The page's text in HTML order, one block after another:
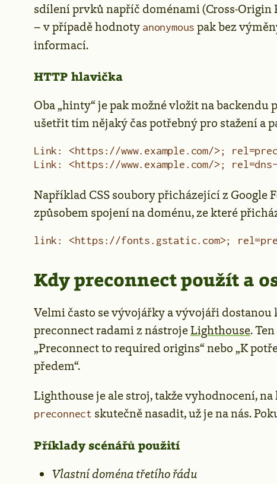
sdílení prvků napříč doménami (Cross-Origin
– v případě hodnoty anonymous pak bez
informací.
HTTP hlavička
Oba „hinty“ je pak možné vložit na backendu
ušetřit tím nějaký čas potřebný pro stažení a
Link: <https://www.example.com/>;
Link: <https://www.example.com/>;
Například CSS soubory přicházející z
způsobem spojení na doménu, ze které
link: <https://fonts.gstatic.com>;
Kdy preconnect použít a
Velmi často se vývojářky a vývojáři dostanou
preconnect radami z nástrojeLighthouse.
„Preconnect to required origins“ nebo „K
předem“.
Lighthouse je ale stroj, takže vyhodnocení,
preconnect skutečně nasadit, už je na nás.
Příklady scénářů použití
Vlastní doména třetího řádu